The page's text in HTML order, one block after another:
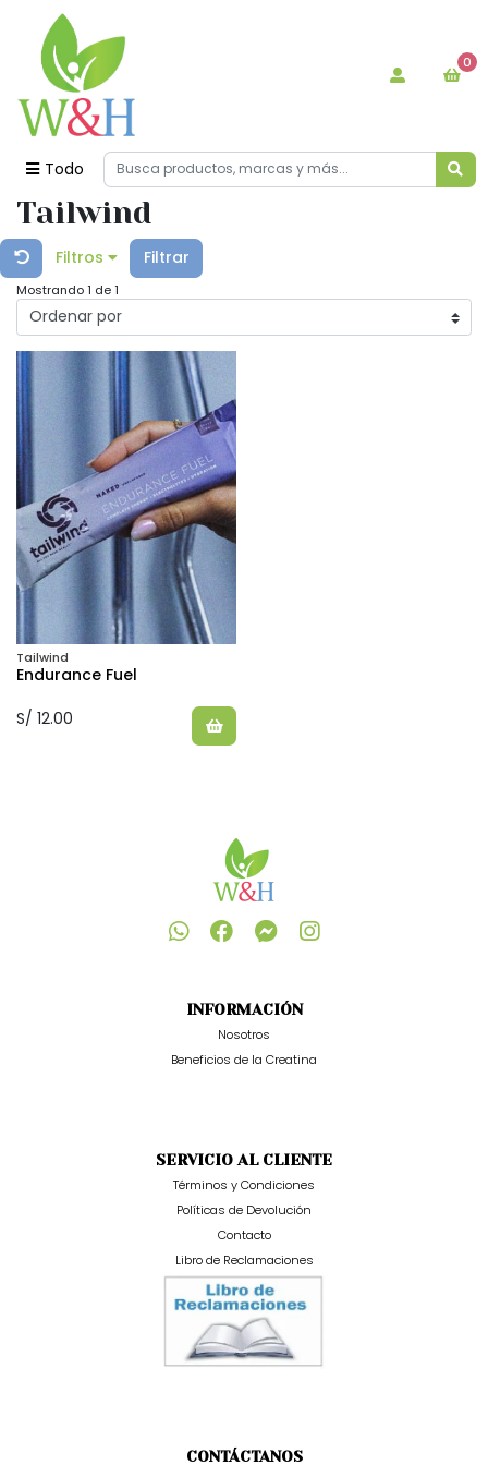
Todo
0
Tailwind
Filtros Filtrar
Mostrando 1 de 1
Tailwind
Endurance Fuel
S/ 12.00
INFORMACIÓN
Nosotros
Beneficios de la Creatina
SERVICIO AL CLIENTE
Términos y Condiciones
Políticas de Devolución
Contacto
Libro de Reclamaciones
CONTÁCTANOS